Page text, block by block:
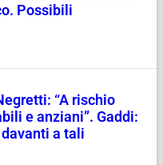
Possibili
“A rischio
e anziani”. Gaddi:
a tali